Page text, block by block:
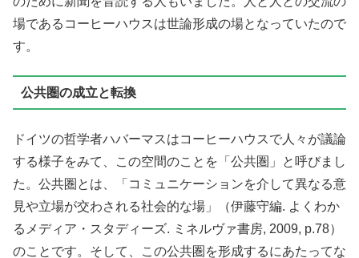
場であるコーヒーハウスは世論形成の場となっていたので
す。
公共圏の成立と転換
ドイツの哲学者ハバーマスはコーヒーハウスで人々が議論
する様子をみて、この空間のことを「公共圏」と呼びまし
た。公共圏とは、「コミュニケーションを介して異なる意
見や立場が交わされる社会的な場」（伊藤守編. よくわか
るメディア・スタディーズ. ミネルヴァ書房, 2009, p.78）
のことです。そして、この公共圏を形成するにあたってな